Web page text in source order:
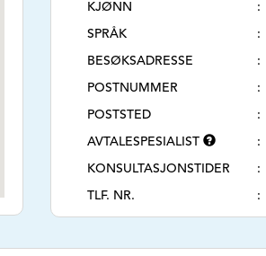
KJØNN
SPRÅK
BESØKSADRESSE
POSTNUMMER
POSTSTED
AVTALESPESIALIST
KONSULTASJONSTIDER
TLF. NR.